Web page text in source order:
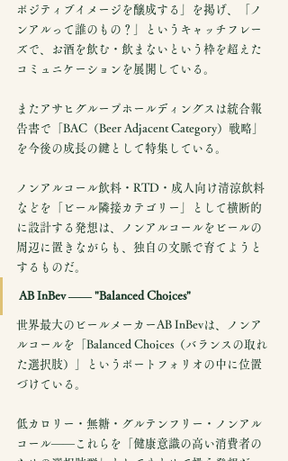
ポジティブイメージを醸成する」を掲げ、「ノ
ンアルって誰のもの？」というキャッチフレー
ズで、お酒を飲む・飲まないという枠を超えた
コミュニケーションを展開している。
またアサヒグループホールディングスは統合報
告書で「BAC（Beer Adjacent Category）戦略」
を今後の成長の鍵として特集している。
ノンアルコール飲料・RTD・成人向け清涼飲料
などを「ビール隣接カテゴリー」として横断的
に設計する発想は、ノンアルコールをビールの
周辺に置きながらも、独自の文脈で育てようと
するものだ。
AB InBev —— "Balanced Choices"
世界最大のビールメーカーAB InBevは、ノンア
ルコールを「Balanced Choices（バランスの取れ
た選択肢）」というポートフォリオの中に位置
づけている。
低カロリー・無糖・グルテンフリー・ノンアル
コール——これらを「健康意識の高い消費者の